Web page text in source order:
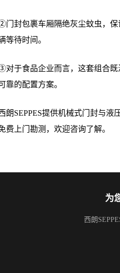
门封包裹车厢隔绝灰尘蚊虫，保
等待时间。
对于食品企业而言，这套组合既
靠的配置方案。
朗SEPPES提供机械式门封与
费上门勘测，欢迎咨询了解。
为
西朗